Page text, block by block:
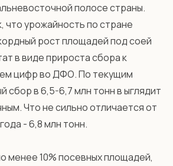
полосе страны.
что урожайность по стране
рост площадей под соей
в виде прироста сбора к
цифр во ДФО. По текущим
сбор в 6,5-6,7 млн тонн в ыглядит
Что не сильно отличается от
- 6,8 млн тонн.
менее 10% посевных площадей,